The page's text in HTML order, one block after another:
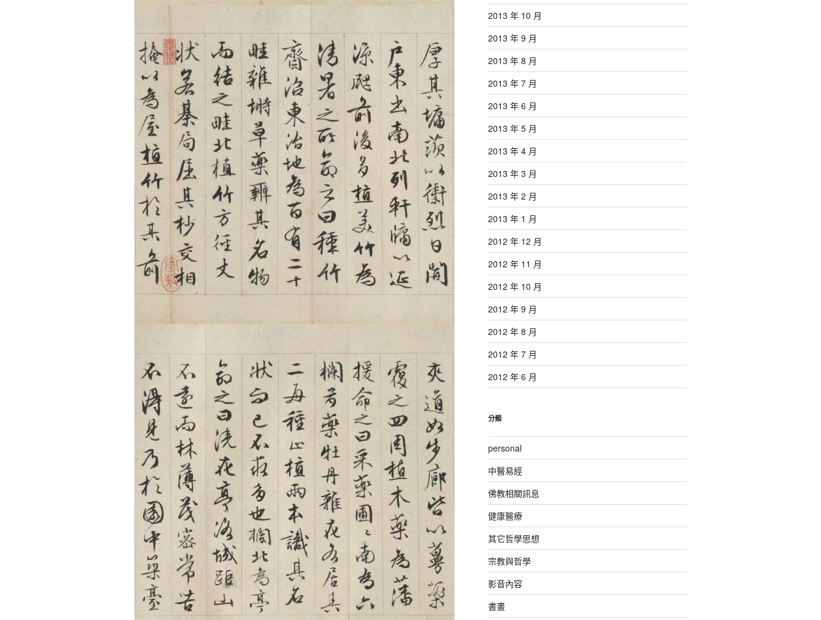
2013 年 10 月
2013 年 9 月
2013 年 8 月
2013 年 7 月
2013 年 6 月
2013 年 5 月
2013 年 4 月
2013 年 3 月
2013 年 2 月
2013 年 1 月
2012 年 12 月
2012 年 11 月
2012 年 10 月
2012 年 9 月
2012 年 8 月
2012 年 7 月
2012 年 6 月
分類
personal
中醫易經
佛教相關訊息
健康醫療
其它哲學思想
宗教與哲學
影音內容
書畫